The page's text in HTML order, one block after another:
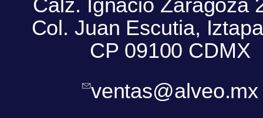
Calz. Ignacio Zaragoza
Col. Juan Escutia,
CP 09100 CDMX
ventas@alveo.mx